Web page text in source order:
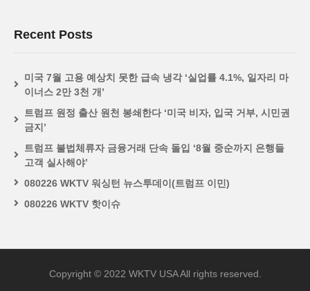
Recent Posts
미국 7월 고용 예상치 못한 급속 냉각 ‘실업률 4.1%, 일자리 마
이너스 2만 3천 개’
트럼프 원정 출산 원천 봉쇄한다 ‘미국 비자, 입국 거부, 시민권
금지’
트럼프 불법체류자 금융거래 단속 돌입 ‘8월 중순까지 은행들
고객 실사해야’
080226 WKTV 워싱턴 뉴스투데이(트럼프 이민)
080226 WKTV 핫이슈
Copyright © 2022 WKTV USA All rights reserved.